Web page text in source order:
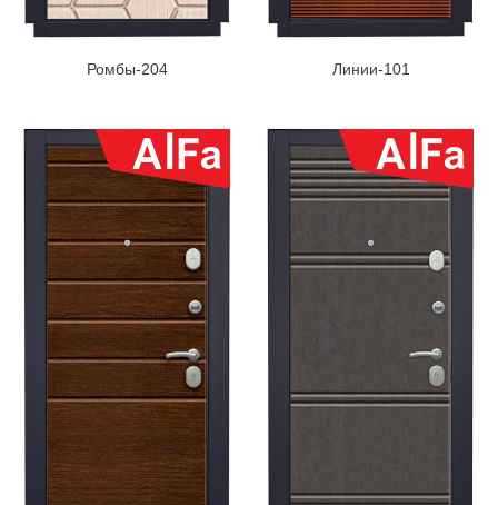
Ромбы-204 Линии-101